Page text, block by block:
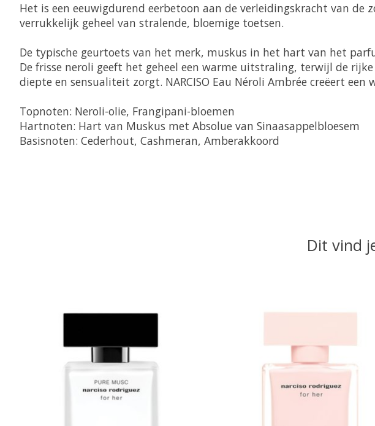
Het is een eeuwigdurend eerbetoon aan de verleidingskracht van
verrukkelijk geheel van stralende, bloemige toetsen.
De typische geurtoets van het merk, muskus in het hart van het
De frisse neroli geeft het geheel een warme uitstraling, terwijl de
diepte en sensualiteit zorgt. NARCISO Eau Néroli Ambrée creëert
Topnoten: Neroli-olie, Frangipani-bloemen
Hartnoten: Hart van Muskus met Absolue van Sinaasappelbloesem
Basisnoten: Cederhout, Cashmeran, Amberakkoord
Dit vind